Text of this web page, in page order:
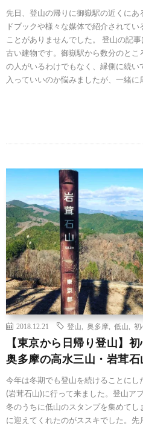
先日、登山の帰りに御嶽駅の近くに
ドブックや様々な媒体で紹介されて
ことがありませんでした。 登山の記
古い建物です。御嶽駅から数分のと
の人がいるわけでもなく、縁側に続い
入っていいのか悩みましたが、一緒
2018.12.21 登山 奥多摩 低山 初
【東京から日帰り登山】
奥多摩の高水三山・岩茸石
今年は冬期でも登山を続けることに
(岩茸石山)に行って来ました。登山ア
冬のうちに低山のスタンプを集めて
に迎えてくれたのがススキでした。先